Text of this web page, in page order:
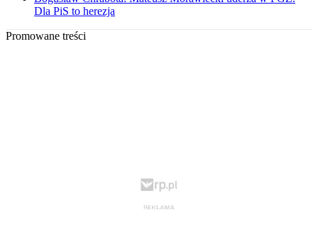
Dla PiS to herezja
Promowane treści